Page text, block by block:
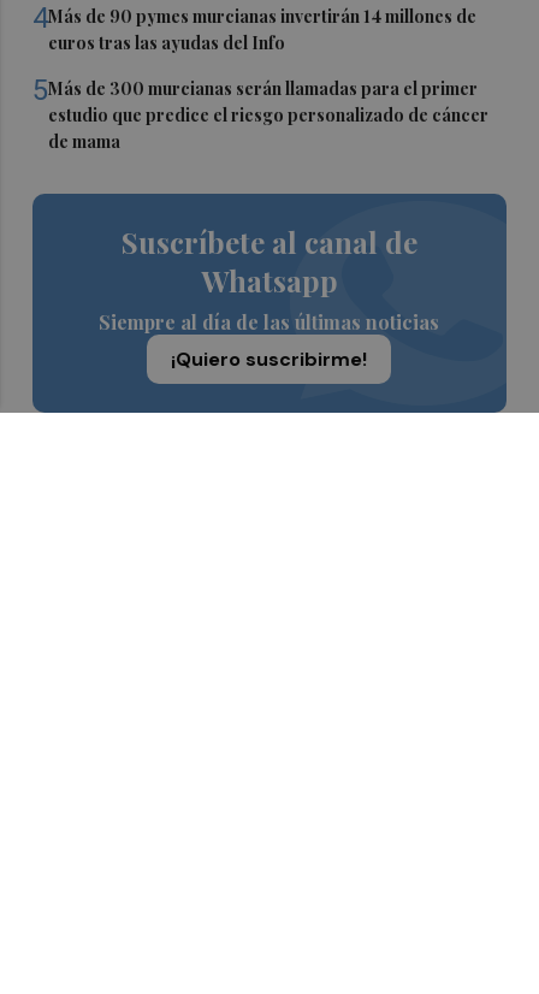
4Más de 90 pymes murcianas invertirán 14 millones de
euros tras las ayudas del Info
5Más de 300 murcianas serán llamadas para el primer
estudio que predice el riesgo personalizado de cáncer
de mama
Suscríbete al canal de
Whatsapp
Siempre al día de las últimas noticias
¡Quiero suscribirme!